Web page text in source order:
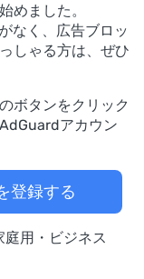
めました。
なく、広告ブロッ
しゃる方は、ぜひ
ボタンをクリック
アカウン
登録する
用・ビジネス